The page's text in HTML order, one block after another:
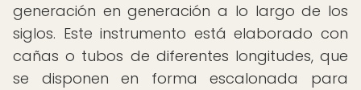
generación en generación a lo largo de los
siglos. Este instrumento está elaborado con
cañas o tubos de diferentes longitudes, que
se disponen en forma escalonada para